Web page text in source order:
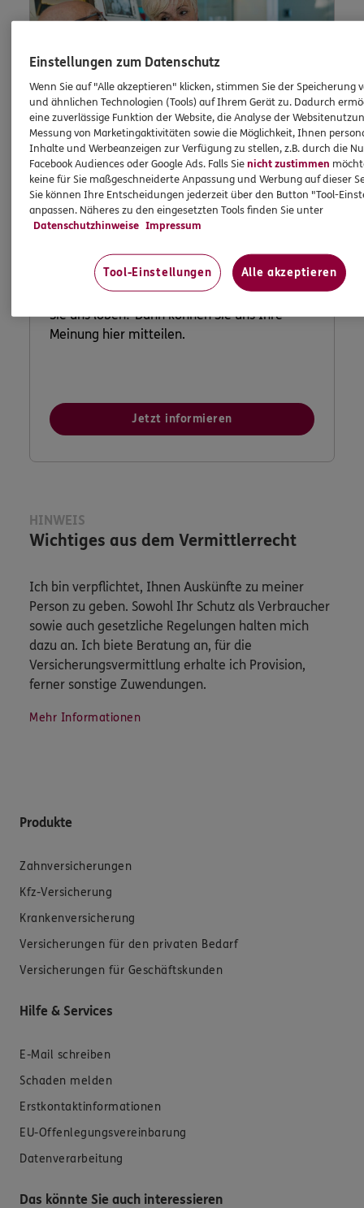
Lob und
Beschwerde
Waren Sie unzufrieden mit uns oder möchten
Sie uns loben? Dann können Sie uns Ihre
Meinung hier mitteilen.
Jetzt informieren
HINWEIS
Wichtiges aus dem Vermittlerrecht
Ich bin verpflichtet, Ihnen Auskünfte zu meiner
Person zu geben. Sowohl Ihr Schutz als Verbraucher
sowie auch gesetzliche Regelungen halten mich
dazu an. Ich biete Beratung an, für die
Versicherungsvermittlung erhalte ich Provision,
ferner sonstige Zuwendungen.
Mehr Informationen
Produkte
Zahnversicherungen
Kfz-Versicherung
Krankenversicherung
Versicherungen für den privaten Bedarf
Versicherungen für Geschäftskunden
Hilfe & Services
E-Mail schreiben
Schaden melden
Erstkontaktinformationen
EU-Offenlegungsvereinbarung
Datenverarbeitung
Das könnte Sie auch interessieren
Einstellungen zum Datenschutz
Wenn Sie auf "Alle akzeptieren" klicken, stimmen Sie der Speicherung
und ähnlichen Technologien (Tools) auf Ihrem Gerät zu. Dadurch
eine zuverlässige Funktion der Website, die Analyse der
Messung von Marketingaktivitäten sowie die Möglichkeit, Ihnen
Inhalte und Werbeanzeigen zur Verfügung zu stellen, z.B. durch die
Facebook Audiences oder Google Ads. Falls Sienicht zustimmen
keine für Sie maßgeschneiderte Anpassung und Werbung auf dieser
Sie können Ihre Entscheidungen jederzeit über den Button "Tool-
anpassen. Näheres zu den eingesetzten Tools finden Sie unter
Datenschutzhinweise Impressum
Tool-Einstellungen Alle akzeptieren